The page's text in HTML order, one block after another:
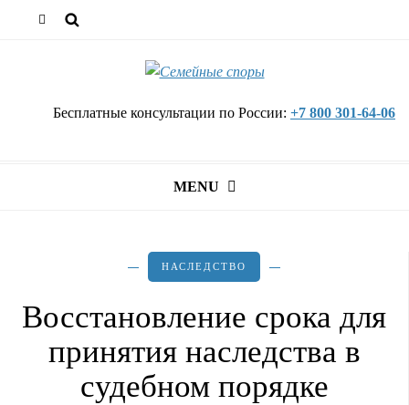
Бесплатные консультации по России: +7 800 301-64-06
MENU
НАСЛЕДСТВО
Восстановление срока для
принятия наследства в
судебном порядке